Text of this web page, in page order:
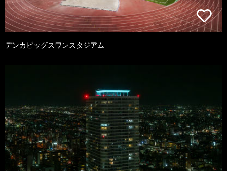
デンカビッグスワンスタジアム